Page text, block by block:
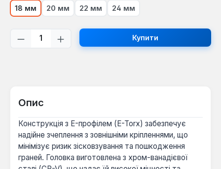
18 мм 20 мм 22 мм 24 мм
Кількість товару: Введіть потрібну
Купити
Опис
Конструкція з E-профілем (E-Torx) забезпечує
надійне зчеплення з зовнішніми кріпленнями, що
мінімізує ризик зісковзування та пошкодження
граней. Головка виготовлена з хром-ванадієвої